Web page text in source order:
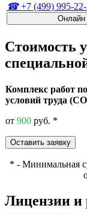
+7 (499) 995-
Онлайн
Стоимость
Комплекс работ
условий труда
от 900 руб. *
Оставить заявку
* - Минимальная
Лицензии и